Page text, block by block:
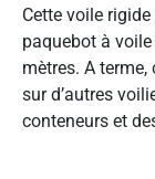
Cette voile
paquebot à
mètres. A
sur d’autres
conteneurs et